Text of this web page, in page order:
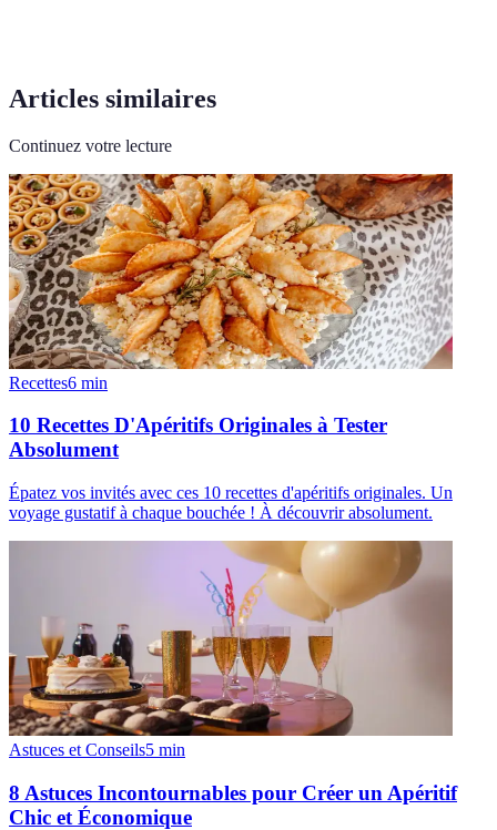
Articles similaires
Continuez votre lecture
Recettes6 min
10 Recettes D'Apéritifs Originales à Tester
Absolument
Épatez vos invités avec ces 10 recettes d'apéritifs originales. Un
voyage gustatif à chaque bouchée ! À découvrir absolument.
Astuces et Conseils5 min
8 Astuces Incontournables pour Créer un Apéritif
Chic et Économique